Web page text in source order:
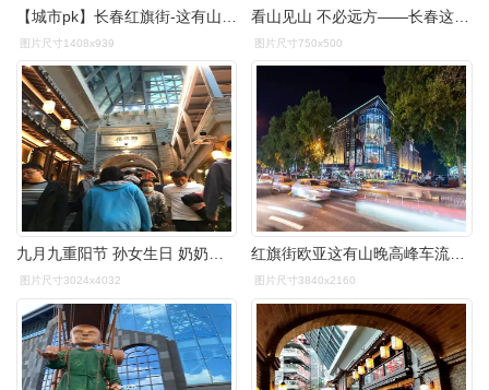
图片尺寸1408x939 图片尺寸750x500
九月九重阳节 孙女生日 奶奶南下 在红旗街《这有山》全家聚会 祝福
图片尺寸3024x4032
红旗街欧亚这有山晚高峰车流人流延时
图片尺寸3840x2160